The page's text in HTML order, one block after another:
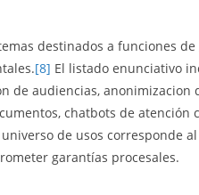
destinados a funciones
[8] El listado enunciativo
de audiencias, anonimizacion
chatbots de atención
de usos corresponde
garantías procesales.